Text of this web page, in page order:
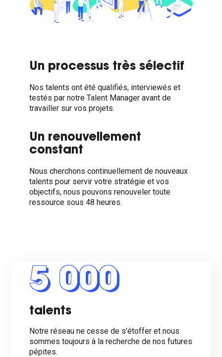
Un processus très sélectif
Nos talents ont été qualifiés, interviewés et
testés par notre Talent Manager avant de
travailler sur vos projets.
Un renouvellement
constant
Nous cherchons continuellement de nouveaux
talents pour servir votre stratégie et vos
objectifs, nous pouvons renouveler toute
ressource sous 48 heures.
5 000
talents
Notre réseau ne cesse de s’étoffer et nous
sommes toujours à la recherche de nos futures
pépites.